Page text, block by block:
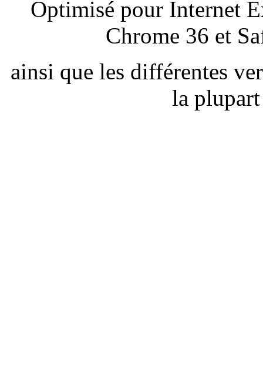
Optimisé pour Internet
Chrome 36 et
ainsi que les différentes
la